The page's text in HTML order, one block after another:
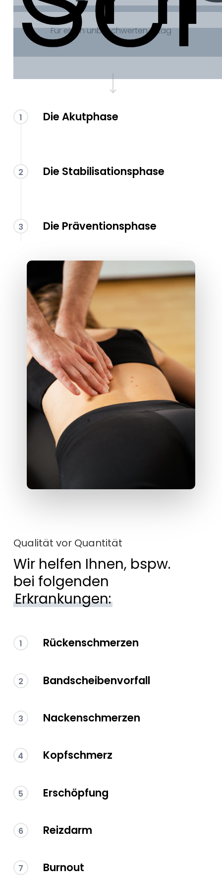
Für einen unbeschwerten Alltag
1 Die Akutphase
2 Die Stabilisationsphase
3 Die Präventionsphase
Qualität vor Quantität
Wir helfen Ihnen, bspw.
bei folgenden
Erkrankungen:
1 Rückenschmerzen
2 Bandscheibenvorfall
3 Nackenschmerzen
4 Kopfschmerz
5 Erschöpfung
6 Reizdarm
7 Burnout